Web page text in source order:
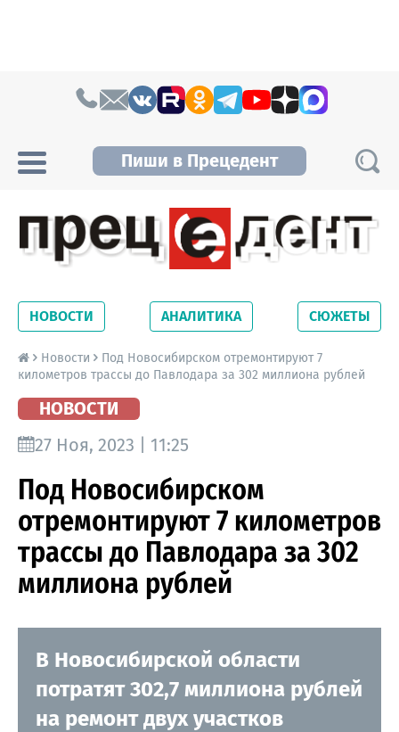
Пиши в Прецедент
Новосибирской области. Читайте свежие
новости на сайте сетевого издания
Precedent.
НОВОСТИ АНАЛИТИКА СЮЖЕТЫ
Новости
Под Новосибирском отремонтируют 7
километров трассы до Павлодара за 302 миллиона рублей
НОВОСТИ
27 Ноя, 2023 | 11:25
Под Новосибирском
отремонтируют 7 километров
трассы до Павлодара за 302
миллиона рублей
В Новосибирской области
потратят 302,7 миллиона рублей
на ремонт двух участков